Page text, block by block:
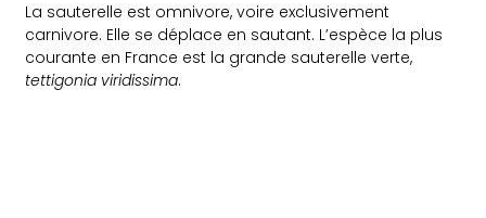
La sauterelle est omnivore, voire exclusivement
carnivore. Elle se déplace en sautant. L’espèce la plus
courante en France est la grande sauterelle verte,
tettigonia viridissima.